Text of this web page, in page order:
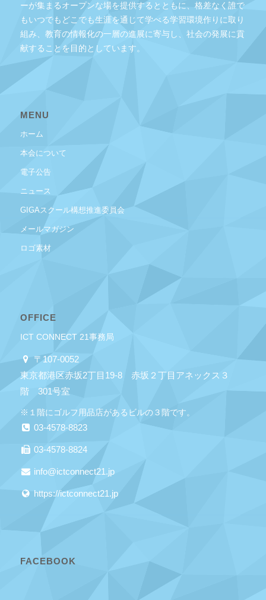
ーが集まるオープンな場を提供するとともに、格差なく誰で
もいつでもどこでも生涯を通じて学べる学習環境作りに取り
組み、教育の情報化の一層の進展に寄与し、社会の発展に貢
献することを目的としています。
MENU
ホーム
本会について
電子公告
ニュース
GIGAスクール構想推進委員会
メールマガジン
ロゴ素材
OFFICE
ICT CONNECT 21事務局
〒107-0052
東京都港区赤坂2丁目19-8 赤坂２丁目アネックス３
階 301号室
※１階にゴルフ用品店があるビルの３階です。
03-4578-8823
03-4578-8824
info@ictconnect21.jp
https://ictconnect21.jp
FACEBOOK